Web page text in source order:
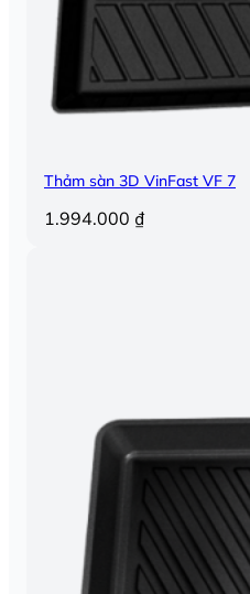
Thảm sàn 3D VinFast VF 7
1.994.000 ₫